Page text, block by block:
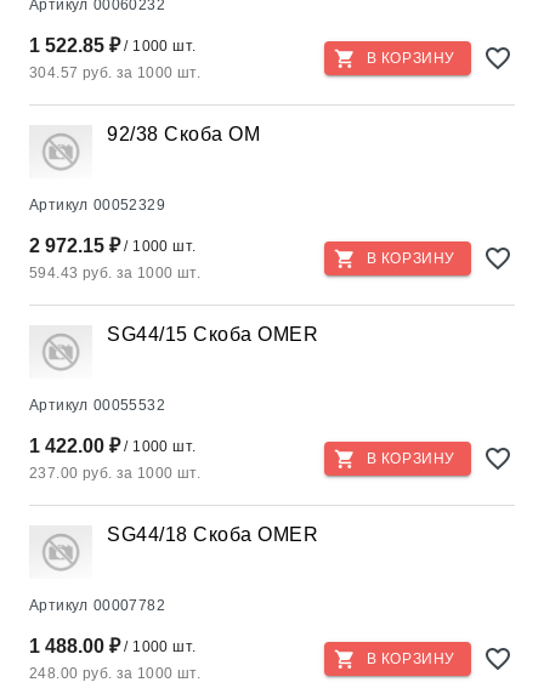
Артикул 00060232
1 522.85 ₽/ 1000 шт.
304.57 руб. за 1000 шт.
В КОРЗИНУ
92/38 Скоба ОМ
Артикул 00052329
2 972.15 ₽/ 1000 шт.
594.43 руб. за 1000 шт.
В КОРЗИНУ
SG44/15 Скоба ОМER
Артикул 00055532
1 422.00 ₽/ 1000 шт.
237.00 руб. за 1000 шт.
В КОРЗИНУ
SG44/18 Скоба ОМER
Артикул 00007782
1 488.00 ₽/ 1000 шт.
248.00 руб. за 1000 шт.
В КОРЗИНУ